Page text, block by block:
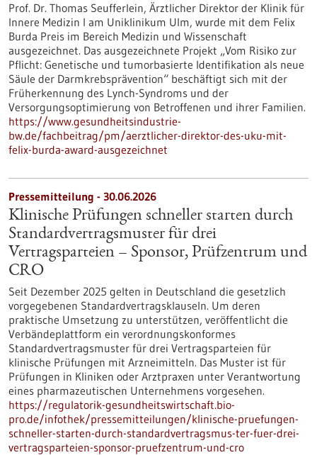
Prof. Dr. Thomas Seufferlein, Ärztlicher Direktor der Klinik für
Innere Medizin I am Uniklinikum Ulm, wurde mit dem Felix
Burda Preis im Bereich Medizin und Wissenschaft
ausgezeichnet. Das ausgezeichnete Projekt „Vom Risiko zur
Pflicht: Genetische und tumorbasierte Identifikation als neue
Säule der Darmkrebsprävention“ beschäftigt sich mit der
Früherkennung des Lynch-​Syndroms und der
Versorgungsoptimierung von Betroffenen und ihrer Familien.
https://www.gesundheitsindustrie-
bw.de/fachbeitrag/pm/aerztlicher-direktor-des-uku-mit-
felix-burda-award-ausgezeichnet
Pressemitteilung - 30.06.2026
Klinische Prüfungen schneller starten durch
Standardvertragsmuster für drei
Vertragsparteien – Sponsor, Prüfzentrum und
CRO
Seit Dezember 2025 gelten in Deutschland die gesetzlich
vorgegebenen Standardvertragsklauseln. Um deren
praktische Umsetzung zu unterstützen, veröffentlicht die
Verbändeplattform ein verordnungskonformes
Standardvertragsmuster für drei Vertragsparteien für
klinische Prüfungen mit Arzneimitteln. Das Muster ist für
Prüfungen in Kliniken oder Arztpraxen unter Verantwortung
eines pharmazeutischen Unternehmens vorgesehen.
https://regulatorik-gesundheitswirtschaft.bio-
pro.de/infothek/pressemitteilungen/klinische-pruefungen-
schneller-starten-durch-standardvertragsmus-ter-fuer-drei-
vertragsparteien-sponsor-pruefzentrum-und-cro